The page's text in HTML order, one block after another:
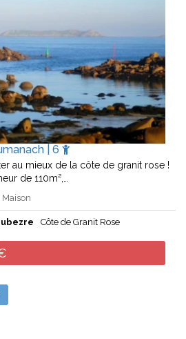
| 6
au mieux de la côte de granit rose !
de 110m²,…
Côte de Granit Rose